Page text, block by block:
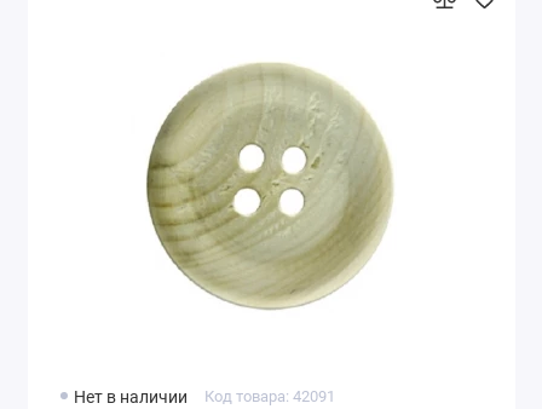
Нет в наличии Код товара: 42091